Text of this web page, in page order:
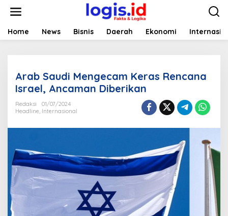
t
Home News Bisnis Daerah Ekonomi
Arab Saudi Mengecam Keras Rencana
Israel, Ancaman Diberikan
Redaksi
01/07/2024
Headline, Internasional